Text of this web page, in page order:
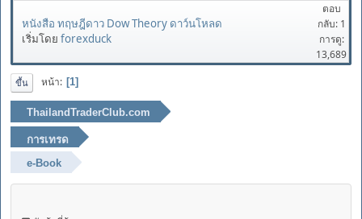
หนังสือ ทฤษฎีดาว Dow Theory ดาว์นโหลด
เริ่มโดย forexduck
ตอบ
กลับ: 1
การดู:
13,689
ขึ้น หน้า 1
ThailandTraderClub.com
การเทรด
e-Book